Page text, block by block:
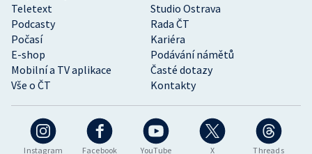
Instagram Facebook YouTube X Threads
Teletext
Studio Ostrava
Podcasty
Rada ČT
Počasí
Kariéra
E-shop
Podávání námětů
Mobilní a TV aplikace
Časté dotazy
Vše o ČT
Kontakty